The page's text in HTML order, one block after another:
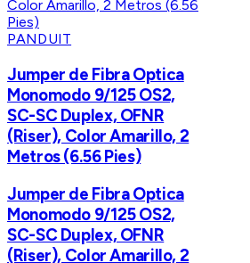
PANDUIT
Jumper de Fibra Optica
Monomodo 9/125 OS2,
SC-SC Duplex, OFNR
(Riser), Color Amarillo, 2
Metros (6.56 Pies)
Jumper de Fibra Optica
Monomodo 9/125 OS2,
SC-SC Duplex, OFNR
(Riser), Color Amarillo, 2